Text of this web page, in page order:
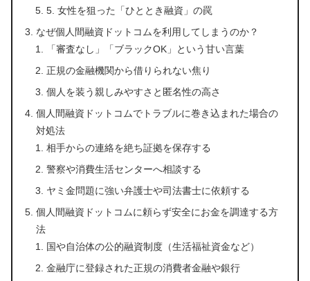
5. 女性を狙った「ひととき融資」の罠
なぜ個人間融資ドットコムを利用してしまうのか？
「審査なし」「ブラックOK」という甘い言葉
正規の金融機関から借りられない焦り
個人を装う親しみやすさと匿名性の高さ
個人間融資ドットコムでトラブルに巻き込まれた場合の
対処法
相手からの連絡を絶ち証拠を保存する
警察や消費生活センターへ相談する
ヤミ金問題に強い弁護士や司法書士に依頼する
個人間融資ドットコムに頼らず安全にお金を調達する方
法
国や自治体の公的融資制度（生活福祉資金など）
金融庁に登録された正規の消費者金融や銀行